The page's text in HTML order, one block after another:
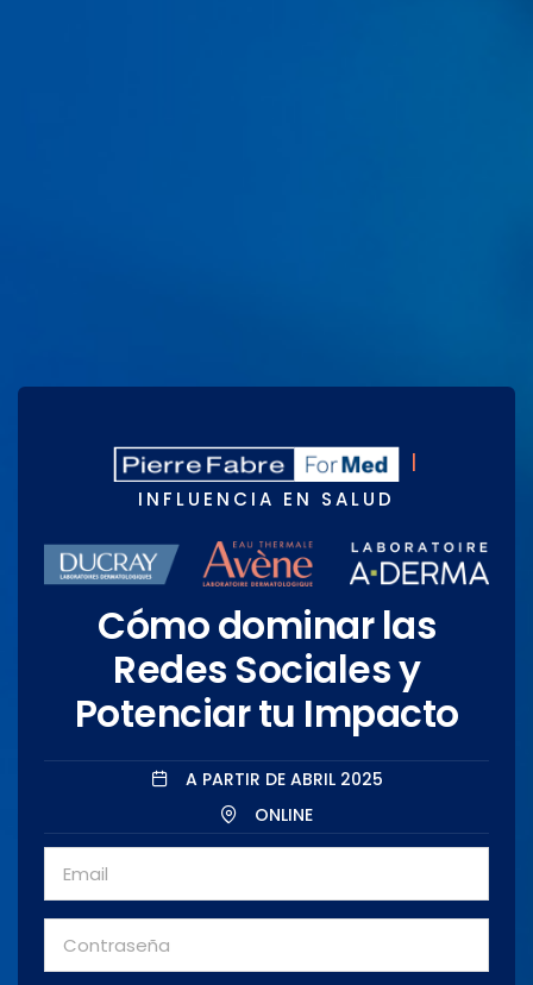
INFLUENCIA EN SALUD
Cómo dominar las
Redes Sociales y
Potenciar tu Impacto
A PARTIR DE ABRIL 2025
ONLINE